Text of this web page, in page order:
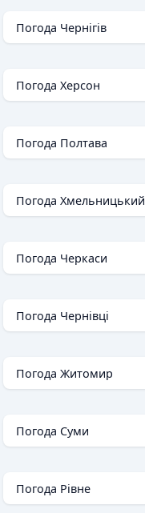
Погода Чернігів
Погода Херсон
Погода Полтава
Погода Хмельницький
Погода Черкаси
Погода Чернівці
Погода Житомир
Погода Суми
Погода Рівне